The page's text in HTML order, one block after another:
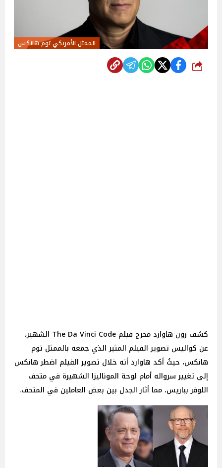
الممثل الأمريكي توم هانكس
شارك
كشف رون هاوارد مخرج فيلم The Da Vinci Code الشهير،
عن كواليس تصوير الفيلم المثير الذي جمعه بالممثل توم
هانكس، حيثُ أكد هاوارد أنه خلال تصوير الفيلم اضطر هانكس
إلى تغيير سرواله أمام لوحة الموناليزا الشهيرة في متحف
اللوفر بباريس، مما أثار الجدل بين بعض العاملين في المتحف.